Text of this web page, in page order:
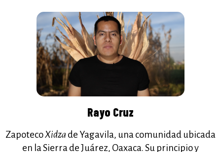
Rayo Cruz
ZapotecoXidza de Yagavila, una comunidad ubicada
en la Sierra de Juárez, Oaxaca. Su principio y